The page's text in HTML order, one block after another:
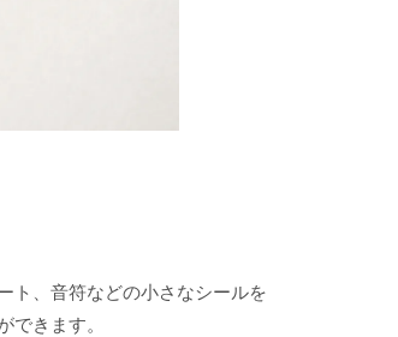
ト、音符などの小さなシールを
きます。